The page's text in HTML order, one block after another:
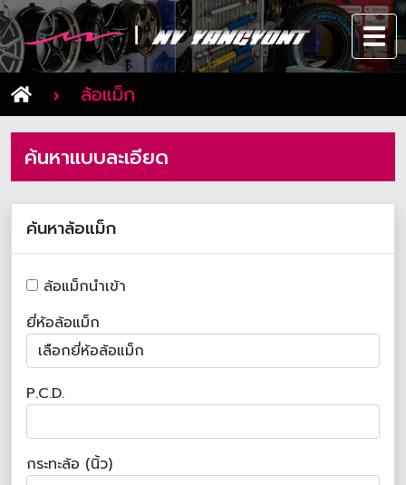
ล้อแม็ก
ค้นหาแบบละเอียด
ค้นหาล้อแม็ก
ล้อแม็กนำเข้า
ยี่ห้อล้อแม็ก
P.C.D.
กระทะล้อ (นิ้ว)